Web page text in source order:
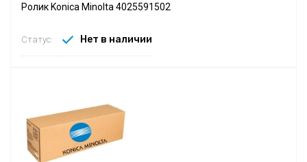
Ролик Konica Minolta 4025591502
Статус: Нет в наличии